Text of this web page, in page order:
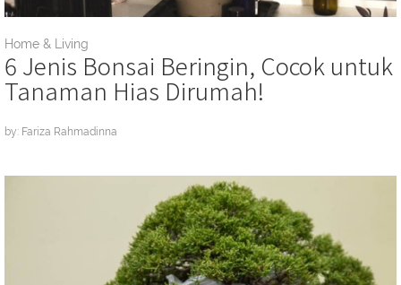
Home & Living
6 Jenis Bonsai Beringin, Cocok untuk
Tanaman Hias Dirumah!
by: Fariza Rahmadinna